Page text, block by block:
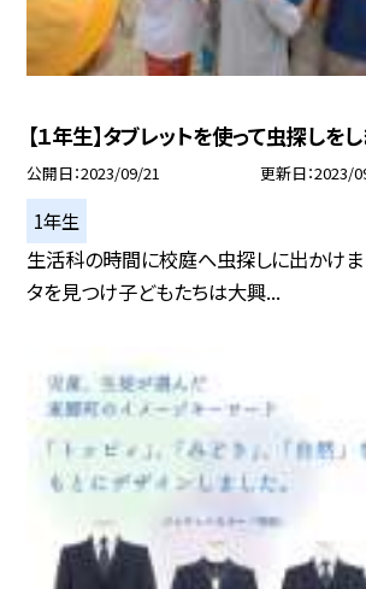
【１年生】タブレットを使って虫探しをし
公開日 2023/09/21 更新日 2023/
1年生
生活科の時間に校庭へ虫探しに出かけま
タを見つけ子どもたちは大興...